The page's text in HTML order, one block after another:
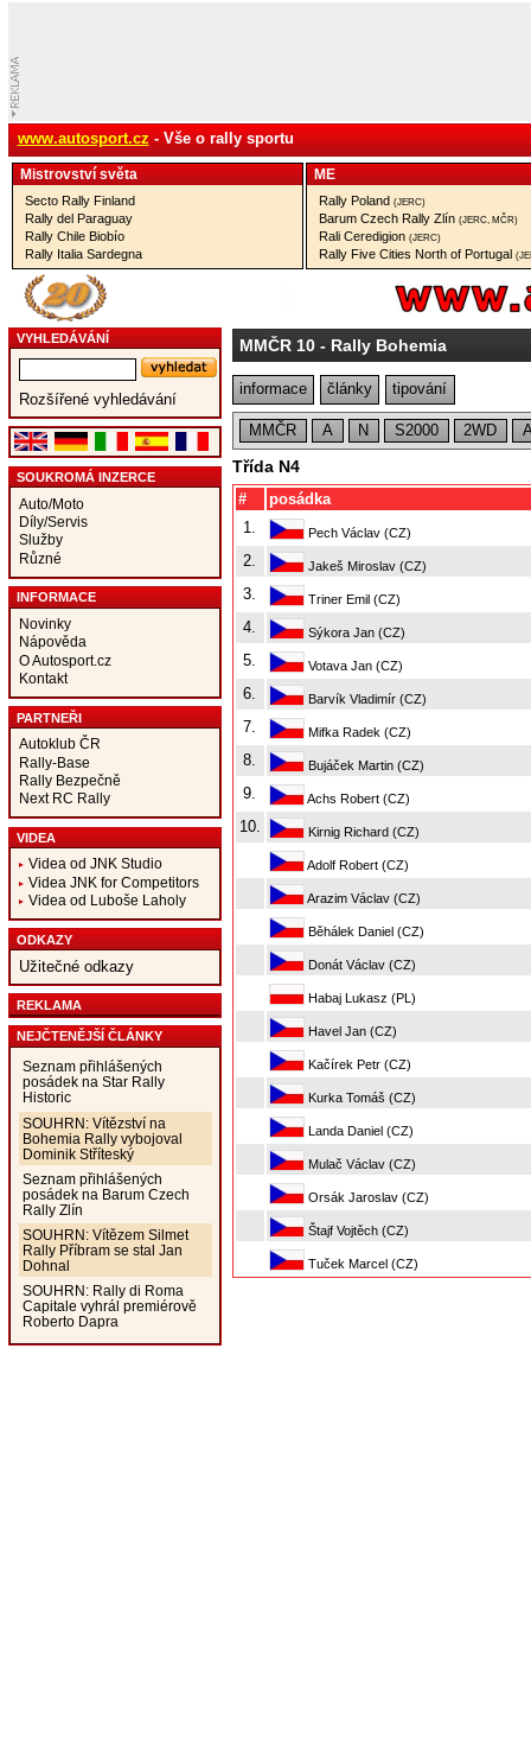
www.autosport.cz - Vše o rally sportu
Mistrovství­ světa
Secto Rally Finland
Rally del Paraguay
Rally Chile Biobío
Rally Italia Sardegna
ME
Rally Poland (JERC)
Barum Czech Rally Zlín (JERC, MČR)
Rali Ceredigion (JERC)
Rally Five Cities North of Portugal
VYHLEDÁVÁNÍ
Rozšířené vyhledávání
SOUKROMÁ INZERCE
Auto/Moto
Díly/Servis
Služby
Různé
INFORMACE
Novinky
Nápověda
O Autosport.cz
Kontakt
PARTNEŘI
Autoklub ČR
Rally-Base
Rally Bezpečně
Next RC Rally
VIDEA
Videa od JNK Studio
Videa JNK for Competitors
Videa od Luboše Laholy
ODKAZY
Užitečné odkazy
REKLAMA
NEJČTENĚJŠÍ ČLÁNKY
Seznam přihlášených
posádek na Star Rally
Historic
SOUHRN: Vítězství na
Bohemia Rally vybojoval
Dominik Stříteský
Seznam přihlášených
posádek na Barum Czech
Rally Zlín
SOUHRN: Vítězem Silmet
Rally Příbram se stal Jan
Dohnal
SOUHRN: Rally di Roma
Capitale vyhrál premiérově
Roberto Dapra
MMČR 10- Rally Bohemia
informace články tipování
MMČR A N S2000 2WD
Třída N4
#
posádka
1.
Pech Václav (CZ)
2. Jakeš Miroslav (CZ)
3. Triner Emil (CZ)
4. Sýkora Jan (CZ)
5. Votava Jan (CZ)
6. Barvík Vladimír (CZ)
7. Mifka Radek (CZ)
8. Bujáček Martin (CZ)
9. Achs Robert (CZ)
10. Kirnig Richard (CZ)
Adolf Robert (CZ)
Arazim Václav (CZ)
Běhálek Daniel (CZ)
Donát Václav (CZ)
Habaj Lukasz (PL)
Havel Jan (CZ)
Kačírek Petr (CZ)
Kurka Tomáš (CZ)
Landa Daniel (CZ)
Mulač Václav (CZ)
Orsák Jaroslav (CZ)
Štajf Vojtěch (CZ)
Tuček Marcel (CZ)